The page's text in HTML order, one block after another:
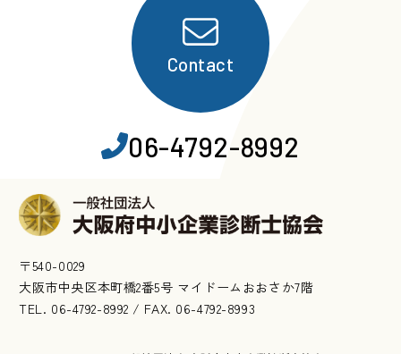
Contact
06-4792-8992
〒540-0029
大阪市中央区本町橋2番5号 マイドームおおさか7階
TEL. 06-4792-8992 / FAX. 06-4792-8993